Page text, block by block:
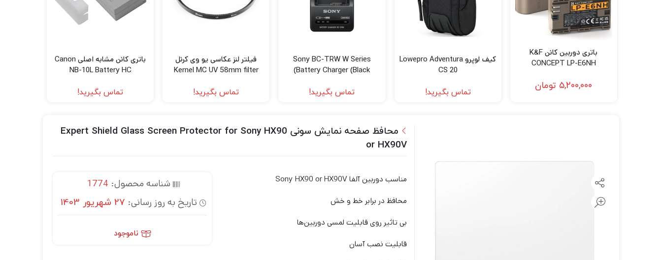
لنز سامیانگ-Samyang
لنز فوجی فیلم – FujiFilm
لنز موبایل
باتری دوربین کانن K&F
CONCEPT LP-E6NH
5,200,000 تومان
کیف لوپرو Lowepro Adventura
CS 20
تماس بگیرید!
Sony BC-TRW W Series
Battery Charger (Black)
تماس بگیرید!
فیلتر لنز عکاسی یو وی کرنل
Kernel MC UV 58mm filter
تماس بگیرید!
باتری کانن مشابه اصلی Canon
NB-10L Battery HC
تماس بگیرید!
محافظ صفحه نمایش سونی Expert Shield Glass Screen Protector for Sony HX90
or HX90V
مناسب دوربین آلفا Sony HX90 or HX90V
محافظ در برابر خط و خش
بی تاثیر روی قابلیت لمسی دوربین‌ها
قابلیت نصب آسان
شناسه محصول: 1774
تاریخ به روز رسانی: 27 شهریور 1403
ناموجود